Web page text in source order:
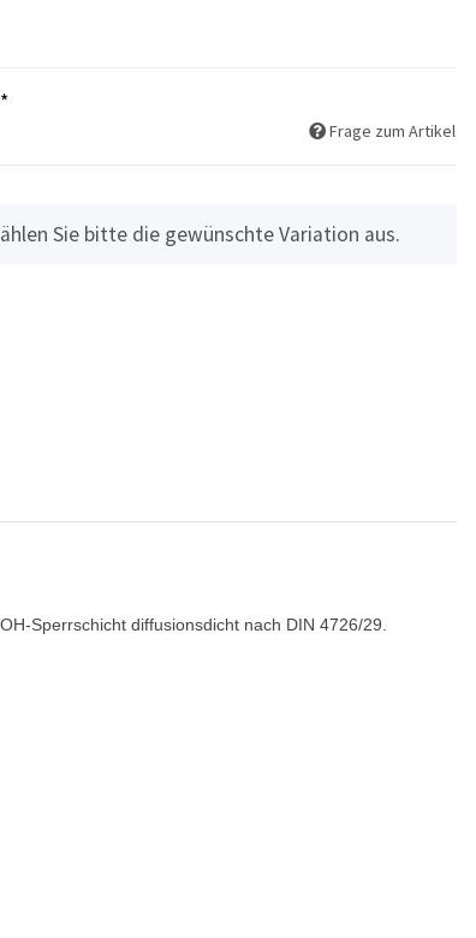
Frage zum Artikel
Sie bitte die gewünschte Variation aus.
Sperrschicht diffusionsdicht nach DIN 4726/29.